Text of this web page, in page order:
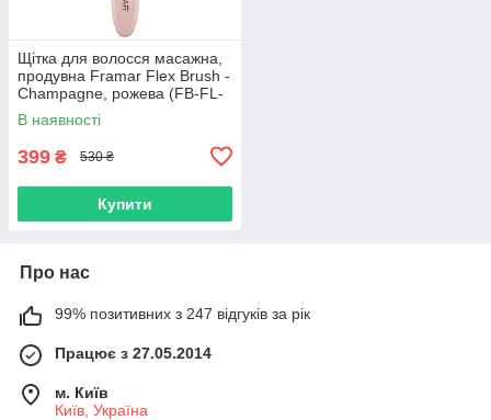
Щітка для волосся масажна,
продувна Framar Flex Brush -
Champagne, рожева (FB-FL-
CHA)
В наявності
399 ₴ 530 ₴
Купити
Про нас
99% позитивних з 247 відгуків за рік
Працює з 27.05.2014
м. Київ
Київ, Україна